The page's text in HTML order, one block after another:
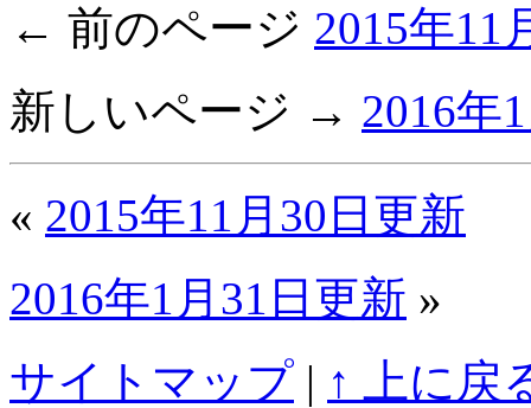
← 前のページ 2015年11
新しいページ → 2016年
« 2015年11月30日更新
2016年1月31日更新 »
サイトマップ | ↑ 上に戻